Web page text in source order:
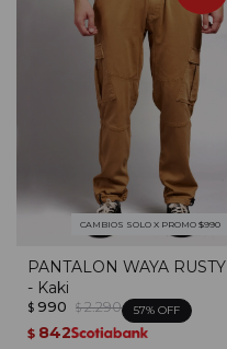
CAMBIOS SOLO X PROMO $990
PANTALON WAYA RUSTY
- Kaki
$ 990 $ 2.290 57
$ 842